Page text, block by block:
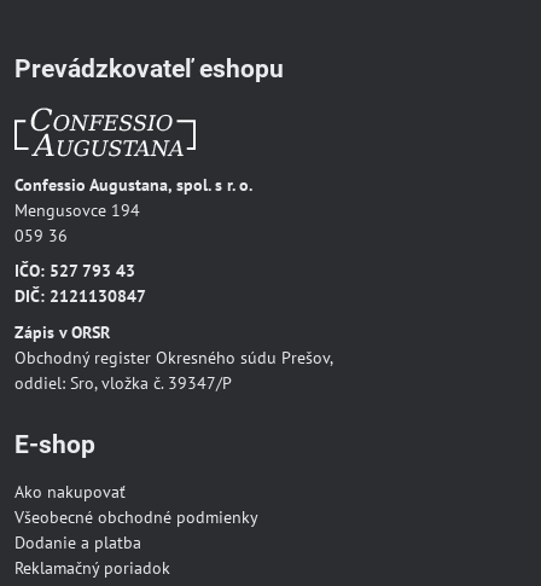
Prevádzkovateľ eshopu
Confessio Augustana, spol. s r. o.
Mengusovce 194
059 36
IČO: 527 793 43
DIČ: 2121130847
Zápis v ORSR
Obchodný register Okresného súdu Prešov,
oddiel: Sro, vložka č. 39347/P
E-shop
Ako nakupovať
Všeobecné obchodné podmienky
Dodanie a platba
Reklamačný poriadok